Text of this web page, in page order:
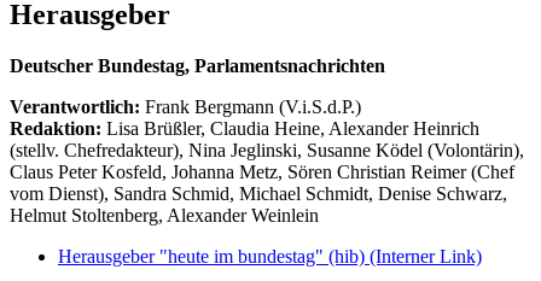
Herausgeber
Deutscher Bundestag, Parlamentsnachrichten
Verantwortlich: Frank Bergmann (V.i.S.d.P.)
Redaktion: Lisa Brüßler, Claudia Heine, Alexander Heinrich
(stellv. Chefredakteur), Nina Jeglinski, Susanne Ködel (Volontärin),
Claus Peter Kosfeld, Johanna Metz, Sören Christian Reimer (Chef
vom Dienst), Sandra Schmid, Michael Schmidt, Denise Schwarz,
Helmut Stoltenberg, Alexander Weinlein
Herausgeber "heute im bundestag" (hib) (Interner Link)